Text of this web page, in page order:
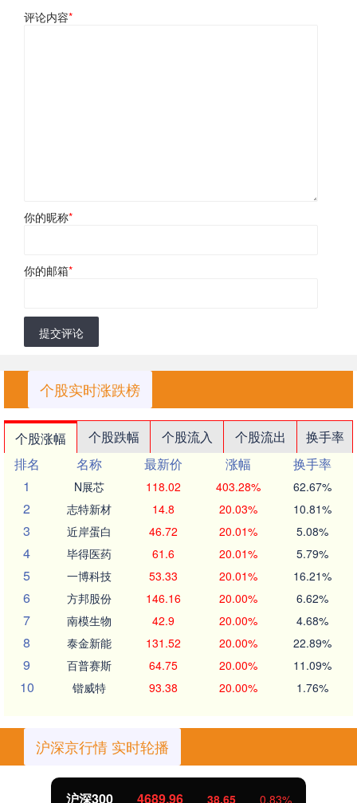
评论内容*
你的昵称*
你的邮箱*
提交评论
个股实时涨跌榜
个股涨幅 个股跌幅 个股流入 个股流出
换手率
排名
名称 最新价 涨幅
换手率
1
N展芯 118.02 403.28% 62.67%
2 志特新材 14.8 20.03% 10.81%
3 近岸蛋白 46.72 20.01% 5.08%
4 毕得医药 61.6 20.01% 5.79%
5 一博科技 53.33 20.01% 16.21%
6 方邦股份 146.16 20.00% 6.62%
7 南模生物 42.9 20.00% 4.68%
8 泰金新能 131.52 20.00% 22.89%
9 百普赛斯 64.75 20.00% 11.09%
10 锴威特 93.38 20.00% 1.76%
沪深京行情 实时轮播
38.65 0.83% 北证50